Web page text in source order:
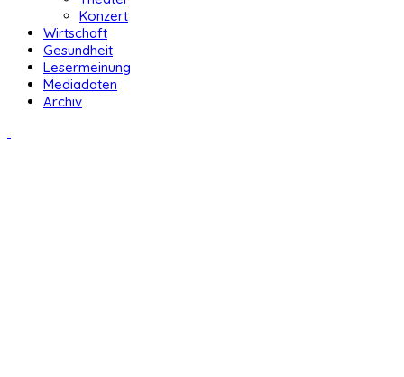
Konzert
Wirtschaft
Gesundheit
Lesermeinung
Mediadaten
Archiv